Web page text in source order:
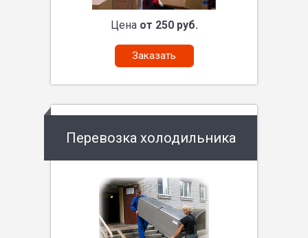
Цена от 250 руб.
Заказать
Перевозка холодильника